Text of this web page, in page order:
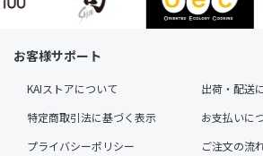
お客様サポート
KAIストアについて
出荷・配送
特定商取引法に基づく表示
お支払いに
プライバシーポリシー
ご注文の流